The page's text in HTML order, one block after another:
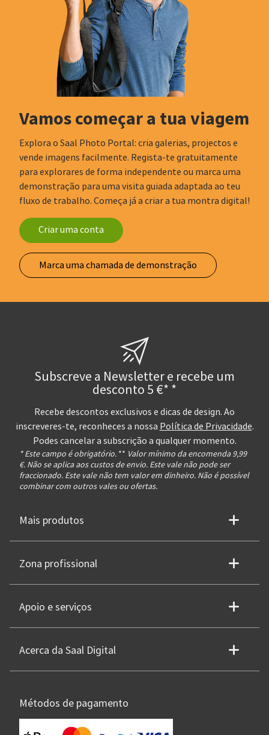
Vamos começar a tua viagem
Explora o Saal Photo Portal: cria galerias, projectos e
vende imagens facilmente. Regista-te gratuitamente
para explorares de forma independente ou marca uma
demonstração para uma visita guiada adaptada ao teu
fluxo de trabalho. Começa já a criar a tua montra digital!
Criar uma conta
Marca uma chamada de demonstração
Subscreve a Newsletter e recebe um
desconto 5 €* *
Recebe descontos exclusivos e dicas de design. Ao
inscreveres-te, reconheces a nossa Política de Privacidade.
Podes cancelar a subscrição a qualquer momento.
* Este campo é obrigatório. ** Valor mínimo da encomenda 9,99
€. Não se aplica aos custos de envio. Este vale não pode ser
fraccionado. Este vale não tem valor em dinheiro. Não é possível
combinar com outros vales ou ofertas.
Mais produtos
Zona profissional
Apoio e serviços
Acerca da Saal Digital
Métodos de pagamento